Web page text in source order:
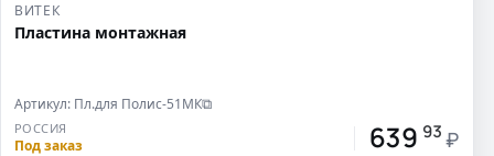
ВИТЕК
Пластина монтажная
Артикул: Пл.для Полис-51МК⧉
РОССИЯ
Под заказ 639 93 ₽